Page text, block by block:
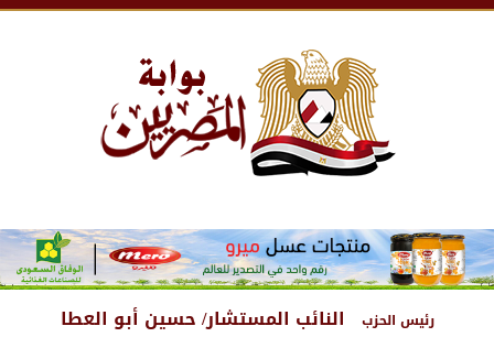
رئيس الحزب النائب المستشار/ حسين أبو العطا